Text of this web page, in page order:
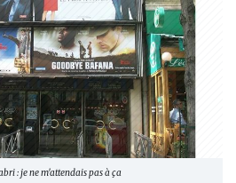
: je ne m'attendais pas à ça